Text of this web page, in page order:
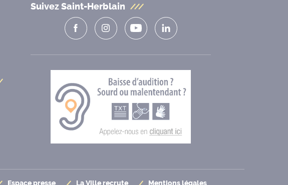
Suivez Saint-Herblain
Espace presse La Ville recrute Mentions légales